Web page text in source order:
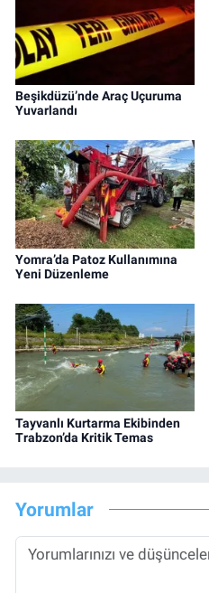
Beşikdüzü’nde Araç Uçuruma
Yuvarlandı
Yomra’da Patoz Kullanımına
Yeni Düzenleme
Tayvanlı Kurtarma Ekibinden
Trabzon’da Kritik Temas
Yorumlar